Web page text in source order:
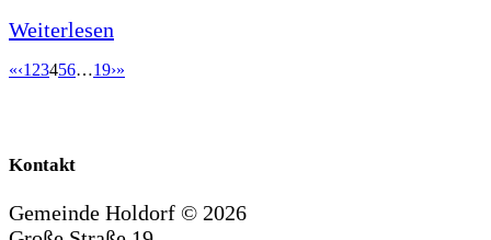
Weiterlesen
«‹1 23456…19›»
Kontakt
Gemeinde Holdorf © 2026